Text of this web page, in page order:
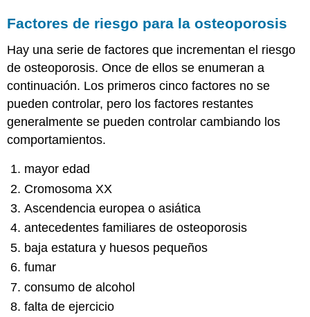
Factores de riesgo para la osteoporosis
Hay una serie de factores que incrementan el riesgo
de osteoporosis. Once de ellos se enumeran a
continuación. Los primeros cinco factores no se
pueden controlar, pero los factores restantes
generalmente se pueden controlar cambiando los
comportamientos.
mayor edad
Cromosoma XX
Ascendencia europea o asiática
antecedentes familiares de osteoporosis
baja estatura y huesos pequeños
fumar
consumo de alcohol
falta de ejercicio